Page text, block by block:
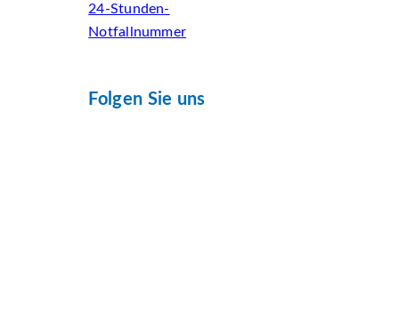
24-Stunden-
Notfallnummer
Folgen Sie uns